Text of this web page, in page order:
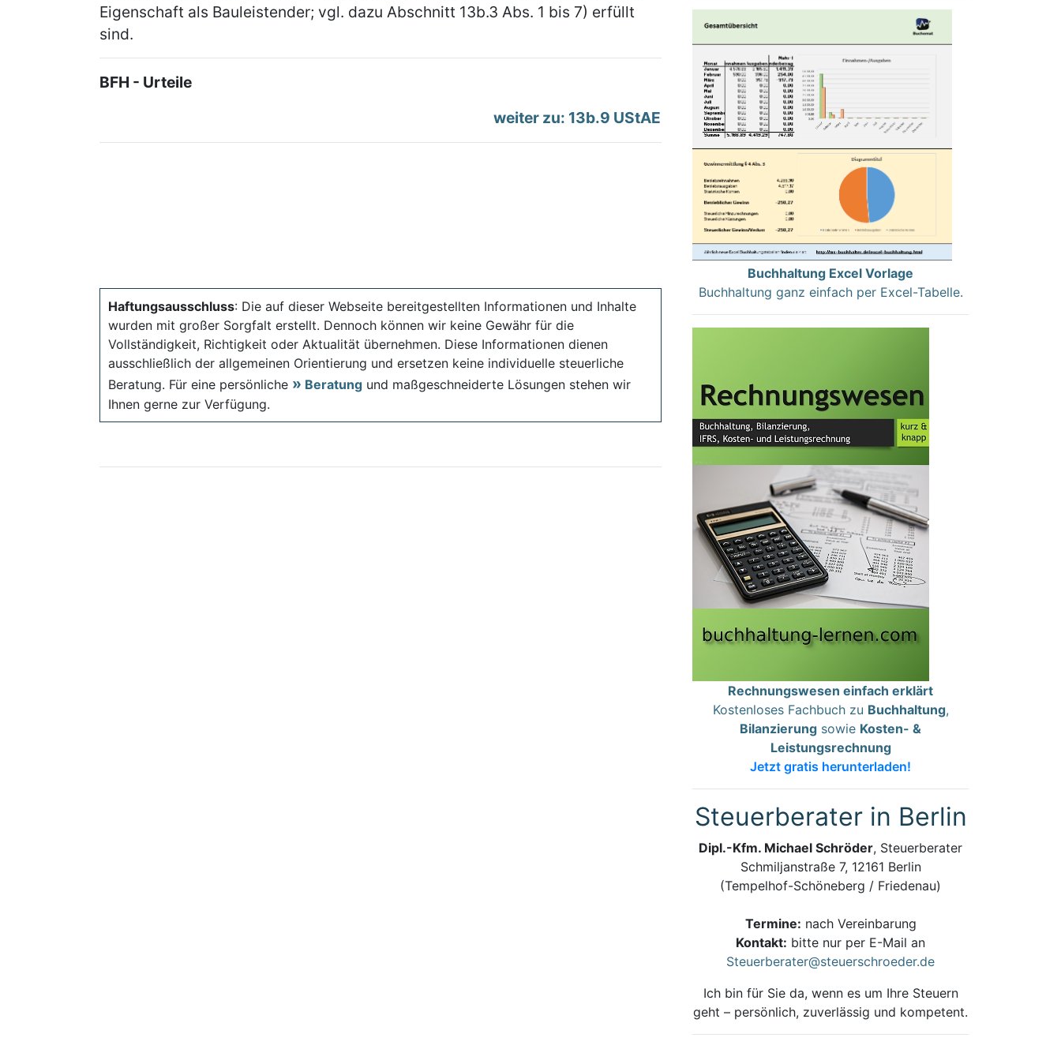
Eigenschaft als Bauleistender; vgl. dazu Abschnitt 13b.3 Abs. 1 bis 7) erfüllt
sind.
BFH - Urteile
weiter zu: 13b.9 UStAE
Haftungsausschluss: Die auf dieser Webseite bereitgestellten Informationen und Inhalte
wurden mit großer Sorgfalt erstellt. Dennoch können wir keine Gewähr für die
Vollständigkeit, Richtigkeit oder Aktualität übernehmen. Diese Informationen dienen
ausschließlich der allgemeinen Orientierung und ersetzen keine individuelle steuerliche
Beratung. Für eine persönliche
Beratung und maßgeschneiderte Lösungen stehen wir
Ihnen gerne zur Verfügung.
Buchhaltung Excel Vorlage
Buchhaltung ganz einfach per Excel-Tabelle.
Rechnungswesen einfach erklärt
Kostenloses Fachbuch zu Buchhaltung,
Bilanzierung sowie Kosten- &
Leistungsrechnung
Jetzt gratis herunterladen!
Steuerberater in Berlin
Dipl.-Kfm. Michael Schröder, Steuerberater
Schmiljanstraße 7, 12161 Berlin
(Tempelhof-Schöneberg / Friedenau)
Termine: nach Vereinbarung
Kontakt: bitte nur per E-Mail an
Steuerberater@steuerschroeder.de
Ich bin für Sie da, wenn es um Ihre Steuern
geht – persönlich, zuverlässig und kompetent.